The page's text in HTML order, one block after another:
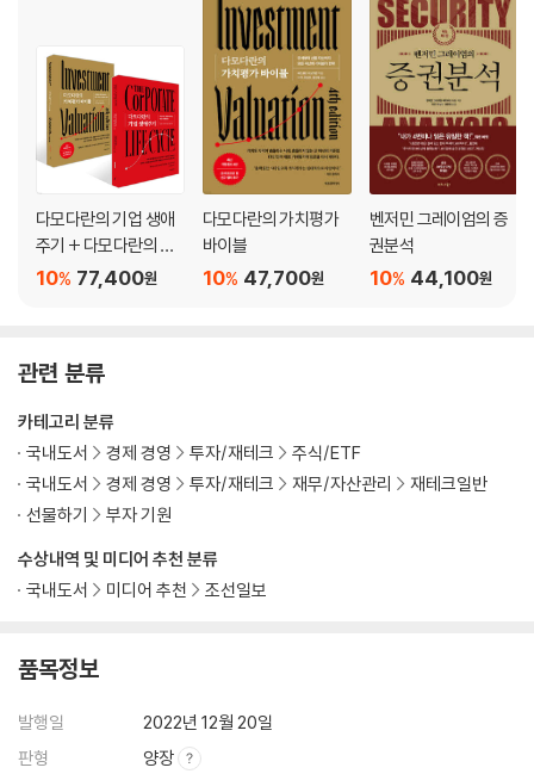
다모다란의 기업 생애
주기 + 다모다란의 가
치평가 바이블 세트
77,400원
10%
다모다란의 가치평가
바이블
47,700원
10%
벤저민 그레이엄의 증
권분석
44,100원
10%
관련 분류
수상내역 및 미디어 추천 분류
국내도서
미디어 추천 조선일보
카테고리 분류
국내도서
경제 경영 투자/재테크
주식/ETF
국내도서
경제 경영 투자/재테크 재무/자산관리
재테크일반
선물하기
부자 기원
품목정보
발행일
2022년 12월 20일
판형
양장